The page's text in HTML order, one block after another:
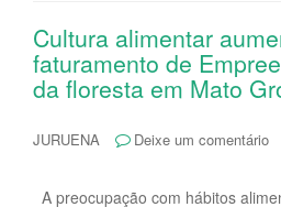
Cultura alimentar
faturamento de
da floresta em Mato
JURUENA
Deixe um comentário
A preocupação com hábitos